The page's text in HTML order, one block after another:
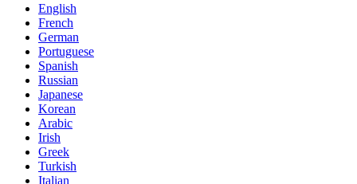
English
French
German
Portuguese
Spanish
Russian
Japanese
Korean
Arabic
Irish
Greek
Turkish
Italian